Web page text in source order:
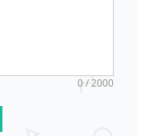
0 / 2000